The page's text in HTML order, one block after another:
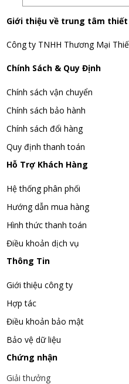
Giới thiệu về trung tâm
Công ty TNHH Thương Mại
Chính Sách & Quy Định
Chính sách vận chuyển
Chính sách bảo hành
Chính sách đổi hàng
Quy định thanh toán
Hỗ Trợ Khách Hàng
Hệ thống phân phối
Hướng dẫn mua hàng
Hình thức thanh toán
Điều khoản dịch vụ
Thông Tin
Giới thiệu công ty
Hợp tác
Điều khoản bảo mật
Bảo vệ dữ liệu
Chứng nhận
Giải thưởng